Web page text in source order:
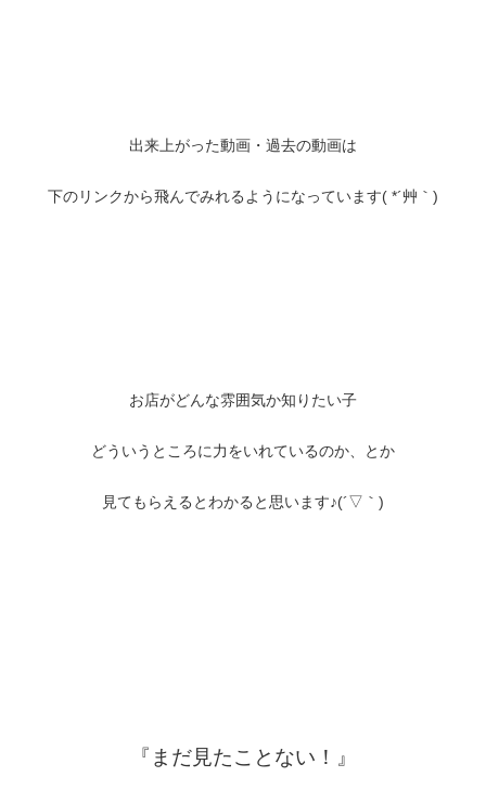
出来上がった動画・過去の動画は
下のリンクから飛んでみれるようになっています( *´艸｀)
お店がどんな雰囲気か知りたい子
どういうところに力をいれているのか、とか
見てもらえるとわかると思います♪(´▽｀)
『まだ見たことない！』